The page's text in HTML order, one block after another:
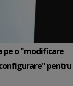
pe o "modificare
pentru